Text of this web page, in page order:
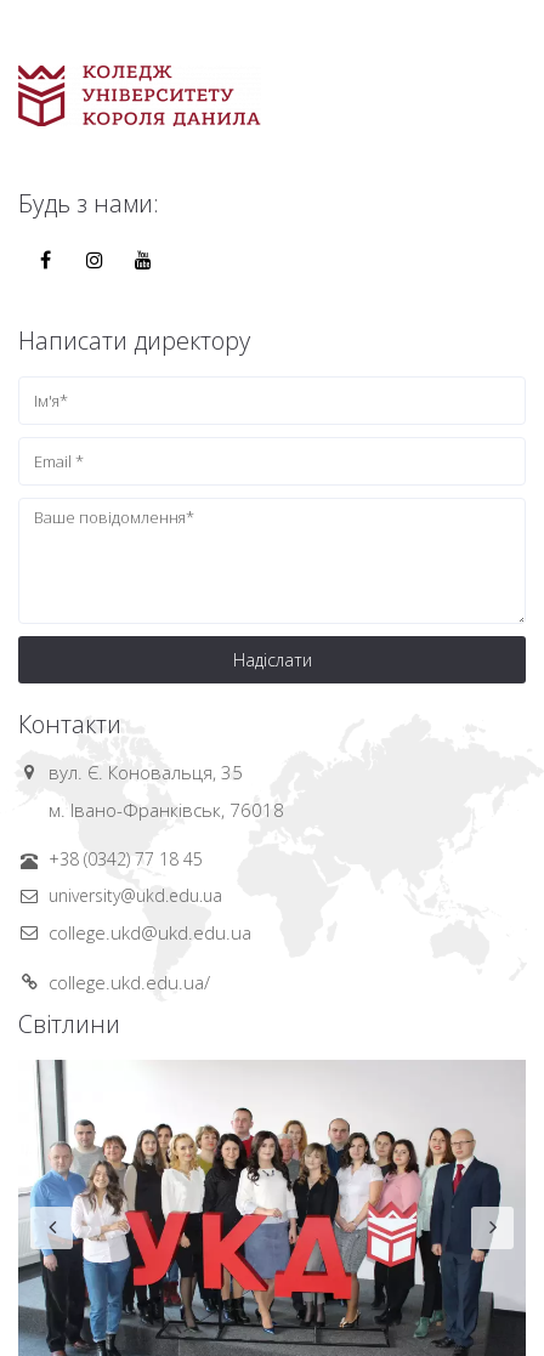
Будь з нами:
Написати директору
Надіслати
Контакти
вул. Є. Коновальця, 35
м. Івано-Франківськ, 76018
+38 (0342) 77 18 45
university@ukd.edu.ua
college.ukd@ukd.edu.ua
college.ukd.edu.ua/
Світлини